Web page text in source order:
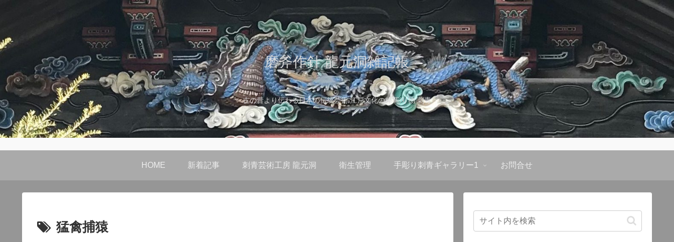
磨斧作針 龍元洞雑記帳
古の昔より伝わる日本の伝統芸術 江戸文化の粋 彫り物 刺青
HOME 新着記事 刺青芸術工房 龍元洞 衛生管理 手彫り刺青ギャラリー1 お問合せ
猛禽捕猿